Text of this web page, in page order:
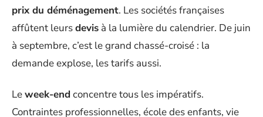
prix du déménagement. Les sociétés françaises
affûtent leursdevis à la lumière du calendrier. De juin
à septembre, c’est le grand chassé-croisé : la
demande explose, les tarifs aussi.
Leweek-end concentre tous les impératifs.
Contraintes professionnelles, école des enfants, vie